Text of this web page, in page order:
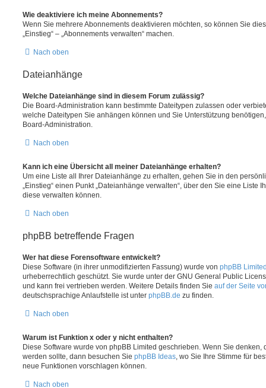
Wie deaktiviere ich meine Abonnements?
Wenn Sie mehrere Abonnements deaktivieren möchten, so können Sie
„Einstieg“ – „Abonnements verwalten“ machen.
Nach oben
Dateianhänge
Welche Dateianhänge sind in diesem Forum zulässig?
Die Board-Administration kann bestimmte Dateitypen zulassen oder
welche Dateitypen Sie anhängen können und Sie Unterstützung
Board-Administration.
Nach oben
Kann ich eine Übersicht all meiner Dateianhänge erhalten?
Um eine Liste all Ihrer Dateianhänge zu erhalten, gehen Sie in den
„Einstieg“ einen Punkt „Dateianhänge verwalten“, über den Sie eine Liste
diese verwalten können.
Nach oben
phpBB betreffende Fragen
Wer hat diese Forensoftware entwickelt?
Diese Software (in ihrer unmodifizierten Fassung) wurde von phpBB
urheberrechtlich geschützt. Sie wurde unter der GNU General Public
und kann frei vertrieben werden. Weitere Details finden Sie auf der Seite
deutschsprachige Anlaufstelle ist unter phpBB.de zu finden.
Nach oben
Warum ist Funktion x oder y nicht enthalten?
Diese Software wurde von phpBB Limited geschrieben. Wenn Sie denken,
werden sollte, dann besuchen Sie phpBB Ideas , wo Sie Ihre Stimme für
neue Funktionen vorschlagen können.
Nach oben